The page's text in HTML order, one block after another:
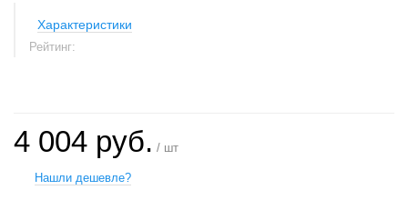
Характеристики
Рейтинг:
4 004 руб. / шт
Нашли дешевле?